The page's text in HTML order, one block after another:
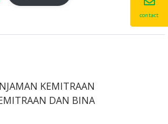
KEMITRAAN
DAN BINA
contact